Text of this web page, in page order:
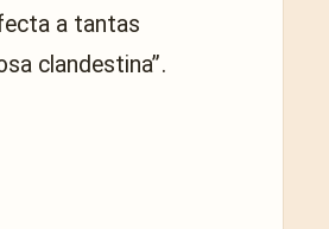
a tantas
clandestina”.